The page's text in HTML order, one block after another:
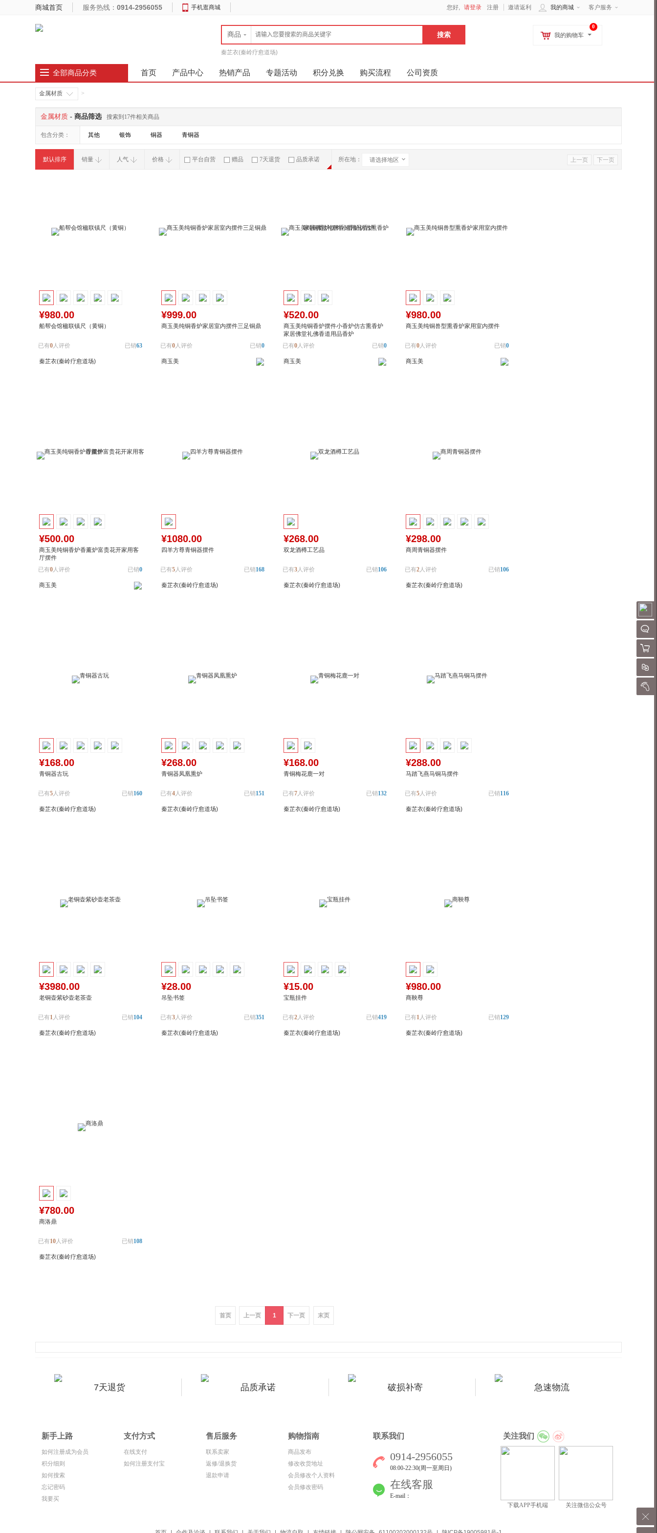
QQ
购物
对
我的
商城首页 服务热线： 0914-2956055 手机逛商城 客户服务
我的商城
您好, 请登录 注册 邀请返利
商品
秦芷衣(秦岭疗愈道场)
0
我的购物车
全部商品分类 首页 产品中心 热销产品 专题活动 积分兑换 购买流程 公司资质
金属材质 >
金属材质 - 商品筛选 搜索到17件相关商品
包含分类： 其他 银饰 铜器 青铜器
上一页 下一页
默认排序 销量 人气 价格 平台自营 赠品 7天退货 品质承诺 所在地： 请选择地区
¥980.00
船帮会馆楹联镇尺（黄铜）
已有0人评价 已销63
秦芷衣(秦岭疗愈道场)
¥999.00
商玉美纯铜香炉家居室内摆件三足铜鼎
已有0人评价 已销0
商玉美
¥520.00
商玉美纯铜香炉摆件小香炉仿古熏香炉
家居佛堂礼佛香道用品香炉
已有0人评价 已销0
商玉美
¥980.00
商玉美纯铜兽型熏香炉家用室内摆件
已有0人评价 已销0
商玉美
¥500.00
商玉美纯铜香炉香薰炉富贵花开家用客
厅摆件
已有0人评价 已销0
商玉美
¥1080.00
四羊方尊青铜器摆件
已有5人评价 已销168
秦芷衣(秦岭疗愈道场)
¥268.00
双龙酒樽工艺品
已有3人评价 已销106
秦芷衣(秦岭疗愈道场)
¥298.00
商周青铜器摆件
已有2人评价 已销106
秦芷衣(秦岭疗愈道场)
¥168.00
青铜器古玩
已有5人评价 已销160
秦芷衣(秦岭疗愈道场)
¥268.00
青铜器凤凰熏炉
已有4人评价 已销151
秦芷衣(秦岭疗愈道场)
¥168.00
青铜梅花鹿一对
已有7人评价 已销132
秦芷衣(秦岭疗愈道场)
¥288.00
马踏飞燕马铜马摆件
已有5人评价 已销116
秦芷衣(秦岭疗愈道场)
¥3980.00
老铜壶紫砂壶老茶壶
已有1人评价 已销104
秦芷衣(秦岭疗愈道场)
¥28.00
吊坠书签
已有3人评价 已销351
秦芷衣(秦岭疗愈道场)
¥15.00
宝瓶挂件
已有2人评价 已销419
秦芷衣(秦岭疗愈道场)
¥980.00
商鞅尊
已有1人评价 已销129
秦芷衣(秦岭疗愈道场)
¥780.00
商洛鼎
已有10人评价 已销108
秦芷衣(秦岭疗愈道场)
首页 上一页 1 下一页 末页
7天退货 品质承诺 破损补寄 急速物流
新手上路
如何注册成为会员
积分细则
如何搜索
忘记密码
我要买
支付方式
在线支付
如何注册支付宝
售后服务
联系卖家
返修/退换货
退款申请
购物指南
商品发布
修改收货地址
会员修改个人资料
会员修改密码
联系我们
0914-2956055
08:00-22:30(周一至周日)
在线客服
E-mail：
关注我们
下载APP手机端 关注微信公众号